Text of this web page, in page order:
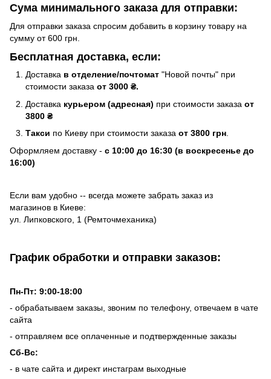
Сума минимального заказа для отправки:
Для отправки заказа спросим добавить в корзину товару на
сумму от 600 грн.
Бесплатная доставка, если:
Доставка в отделение/почтомат "Новой почты" при
стоимости заказа от 3000 ₴.
Доставка курьером (адресная) при стоимости заказа от
3800 ₴
Такси по Киеву при стоимости заказа от 3800 грн.
Оформляем доставку - с 10:00 до 16:30 (в воскресенье до
16:00)
Если вам удобно -- всегда можете забрать заказ из
магазинов в Киеве:
ул. Липковского, 1 (Ремточмеханика)
График обработки и отправки заказов:
Пн-Пт: 9:00-18:00
- обрабатываем заказы, звоним по телефону, отвечаем в чате
сайта
- отправляем все оплаченные и подтвержденные заказы
Сб-Вс:
- в чате сайта и директ инстаграм выходные